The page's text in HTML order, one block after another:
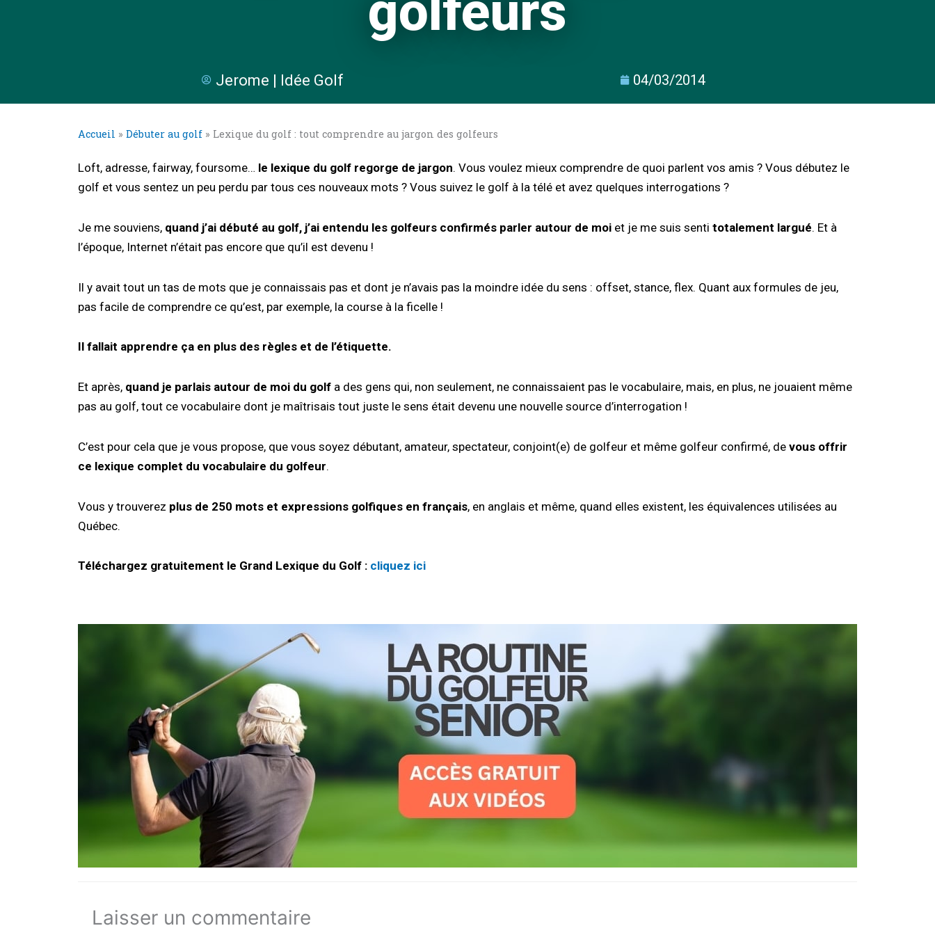
Jerome | Idée Golf 04/03/2014
Accueil » Débuter au golf » Lexique du golf : tout comprendre au jargon des golfeurs
Loft, adresse, fairway, foursome… le lexique du golf regorge de jargon. Vous voulez mieux comprendre de quoi parlent vos amis ? Vous débutez le
golf et vous sentez un peu perdu par tous ces nouveaux mots ? Vous suivez le golf à la télé et avez quelques interrogations ?
Je me souviens, quand j’ai débuté au golf, j’ai entendu les golfeurs confirmés parler autour de moi et je me suis senti totalement largué. Et à
l’époque, Internet n’était pas encore que qu’il est devenu !
Il y avait tout un tas de mots que je connaissais pas et dont je n’avais pas la moindre idée du sens : offset, stance, flex. Quant aux formules de jeu,
pas facile de comprendre ce qu’est, par exemple, la course à la ficelle !
Il fallait apprendre ça en plus des règles et de l’étiquette.
Et après, quand je parlais autour de moi du golf a des gens qui, non seulement, ne connaissaient pas le vocabulaire, mais, en plus, ne jouaient même
pas au golf, tout ce vocabulaire dont je maîtrisais tout juste le sens était devenu une nouvelle source d’interrogation !
C’est pour cela que je vous propose, que vous soyez débutant, amateur, spectateur, conjoint(e) de golfeur et même golfeur confirmé, de vous offrir
ce lexique complet du vocabulaire du golfeur.
Vous y trouverez plus de 250 mots et expressions golfiques en français, en anglais et même, quand elles existent, les équivalences utilisées au
Québec.
Téléchargez gratuitement le Grand Lexique du Golf : cliquez ici
Laisser un commentaire